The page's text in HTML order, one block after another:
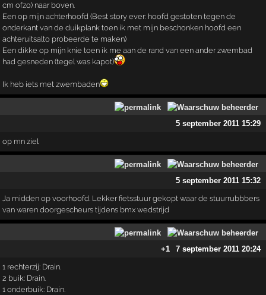
cm ofzo) naar boven.
Een op mijn achterhoofd (Best story ever: hoofd gestoten tegen de
onderkant van de duikplank toen ik met mijn beschonken hoofd een
achteruitsalto probeerde te maken)
Een dikke op mijn knie toen ik me aan de rand van een ander zwembad
had gesneden (tegel was kapot)
Ik heb iets met zwembaden
5 september 2011 15:29
op mn ziel
5 september 2011 15:32
Ja midden op voorhoofd. Lekker fietsstuur gekopt waar de stuurrubbbers
van waren doorgescheurs tijdens bmx wedstrijd
+1 7 september 2011 20:24
1 rechterzij: Drain.
2 buik: Drain.
1 onderbuik: Drain.